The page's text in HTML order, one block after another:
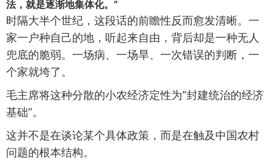
法，就是逐渐地集体化。”
时隔大半个世纪，这段话的前瞻性反而愈发清晰。一
家一户种自己的地，听起来自由，背后却是一种无人
兜底的脆弱。一场病、一场旱、一次错误的判断，一
个家就垮了。
毛主席将这种分散的小农经济定性为“封建统治的经济
基础”。
这并不是在谈论某个具体政策，而是在触及中国农村
问题的根本结构。